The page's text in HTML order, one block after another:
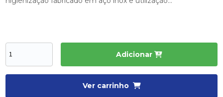
Adicionar
Ver carrinho